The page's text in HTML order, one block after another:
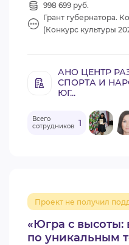
998 699 руб.
Грант губернатора.
(Конкурс культуры
АНО ЦЕНТР
СПОРТА И
ЮГ...
Всего
сотрудников 1
«Югра с высоты:
по уникальным
Проект не получил